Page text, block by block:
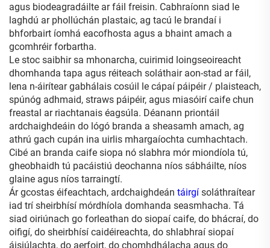
agus biodeagradáilte ar fáil freisin. Cabhraíonn siad le
laghdú ar phollúchán plastaic, ag tacú le brandaí i
bhforbairt íomhá eacofhosta agus a bhaint amach a
gcomhréir forbartha.
Le stoc saibhir sa mhonarcha, cuirimid loingseoireacht
dhomhanda tapa agus réiteach soláthair aon-stad ar fáil,
lena n-áirítear gabhálais cosúil le cápaí páipéir / plaisteach,
spúnóg adhmaid, straws páipéir, agus miasóirí caife chun
freastal ar riachtanais éagsúla. Déanann priontáil
ardchaighdeáin do lógó branda a sheasamh amach, ag
athrú gach cupán ina uirlis mhargaíochta cumhachtach.
Cibé an branda caife siopa nó slabhra mór miondíola tú,
gheobhaidh tú pacáistiú deochanna níos sábháilte, níos
glaine agus níos tarraingtí.
Ár gcostas éifeachtach, ardchaighdeán táirgí soláthraítear
iad trí sheirbhísí mórdhíola domhanda seasmhacha. Tá
siad oiriúnach go forleathan do siopaí caife, do bhácraí, do
oifigí, do sheirbhísí caidéireachta, do shlabhraí siopaí
áisiúlachta, do aerfoirt, do chomhdhálacha agus do